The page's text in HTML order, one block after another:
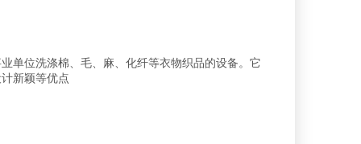
单位洗涤棉、毛、麻、化纤等衣物织品的设备。它
新颖等优点